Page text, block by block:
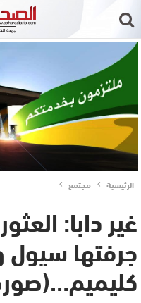
الرئيسية مجتمع
غير دابا:
جرفتها